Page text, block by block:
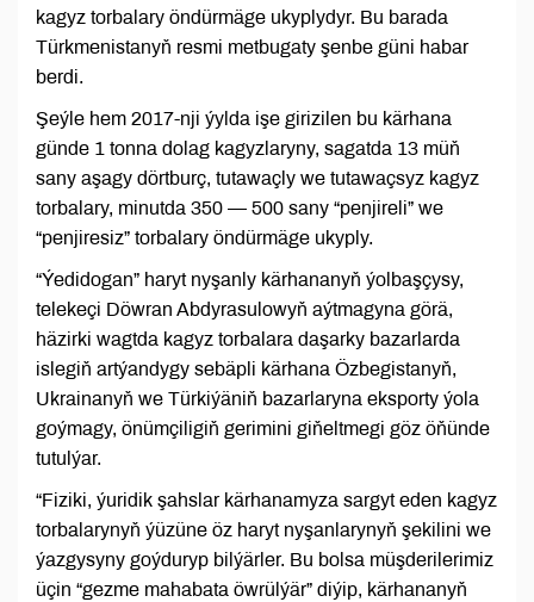
kagyz torbalary öndürmäge ukyplydyr. Bu barada
Türkmenistanyň resmi metbugaty şenbe güni habar
berdi.
Şeýle hem 2017-nji ýylda işe girizilen bu kärhana
günde 1 tonna dolag kagyzlaryny, sagatda 13 müň
sany aşagy dörtburç, tutawaçly we tutawaçsyz kagyz
torbalary, minutda 350 — 500 sany “penjireli” we
“penjiresiz” torbalary öndürmäge ukyply.
“Ýedidogan” haryt nyşanly kärhananyň ýolbaşçysy,
telekeçi Döwran Abdyrasulowyň aýtmagyna görä,
häzirki wagtda kagyz torbalara daşarky bazarlarda
islegiň artýandygy sebäpli kärhana Özbegistanyň,
Ukrainanyň we Türkiýäniň bazarlaryna eksporty ýola
goýmagy, önümçiligiň gerimini giňeltmegi göz öňünde
tutulýar.
“Fiziki, ýuridik şahslar kärhanamyza sargyt eden kagyz
torbalarynyň ýüzüne öz haryt nyşanlarynyň şekilini we
ýazgysyny goýduryp bilýärler. Bu bolsa müşderilerimiz
üçin “gezme mahabata öwrülýär” diýip, kärhananyň